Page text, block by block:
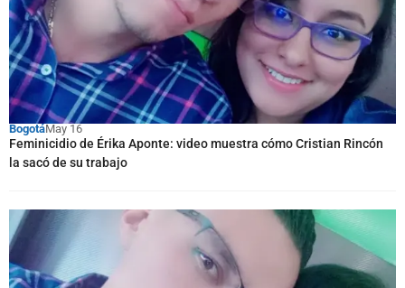
BogotáMay 16
Feminicidio de Érika Aponte: video muestra cómo Cristian Rincón
la sacó de su trabajo